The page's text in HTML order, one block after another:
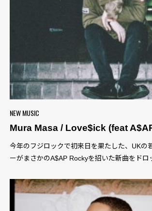
NEW MUSIC
Mura Masa / Love$ick (feat
今年のフジロックで初来日を果たした、UKの
ーがまさかのA$AP Rockyを招いた新曲をドロ